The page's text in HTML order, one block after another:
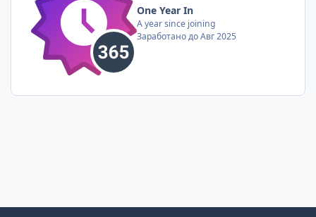
One Year In
A year since joining
Заработано до Авг 2025